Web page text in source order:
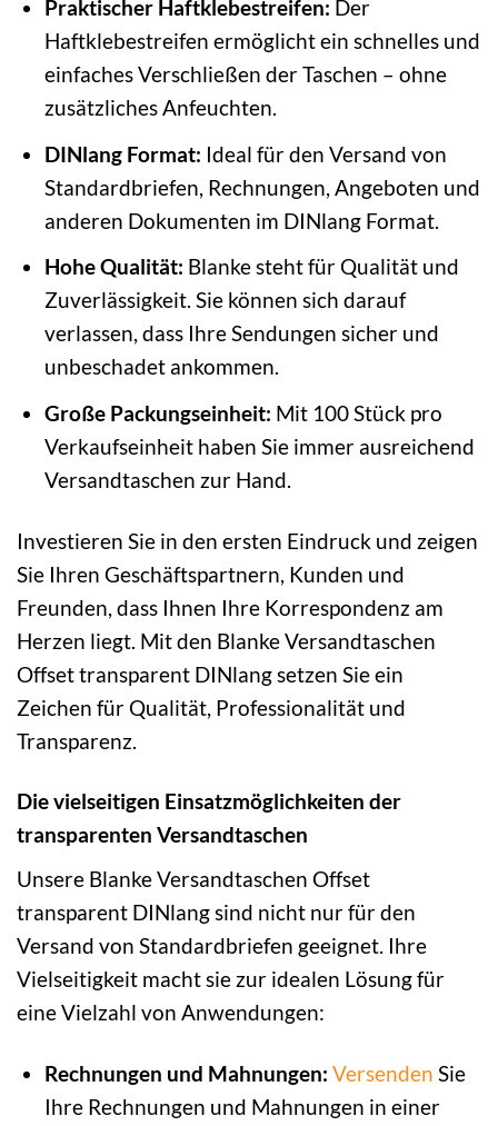
Praktischer Haftklebestreifen: Der
Haftklebestreifen ermöglicht ein schnelles und
einfaches Verschließen der Taschen – ohne
zusätzliches Anfeuchten.
DINlang Format: Ideal für den Versand von
Standardbriefen, Rechnungen, Angeboten und
anderen Dokumenten im DINlang Format.
Hohe Qualität: Blanke steht für Qualität und
Zuverlässigkeit. Sie können sich darauf
verlassen, dass Ihre Sendungen sicher und
unbeschadet ankommen.
Große Packungseinheit: Mit 100 Stück pro
Verkaufseinheit haben Sie immer ausreichend
Versandtaschen zur Hand.
Investieren Sie in den ersten Eindruck und zeigen
Sie Ihren Geschäftspartnern, Kunden und
Freunden, dass Ihnen Ihre Korrespondenz am
Herzen liegt. Mit den Blanke Versandtaschen
Offset transparent DINlang setzen Sie ein
Zeichen für Qualität, Professionalität und
Transparenz.
Die vielseitigen Einsatzmöglichkeiten der
transparenten Versandtaschen
Unsere Blanke Versandtaschen Offset
transparent DINlang sind nicht nur für den
Versand von Standardbriefen geeignet. Ihre
Vielseitigkeit macht sie zur idealen Lösung für
eine Vielzahl von Anwendungen:
Rechnungen und Mahnungen: Versenden Sie
Ihre Rechnungen und Mahnungen in einer